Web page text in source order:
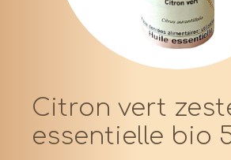
Citron vert
essentielle bio